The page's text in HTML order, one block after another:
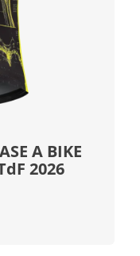
A BIKE
2026